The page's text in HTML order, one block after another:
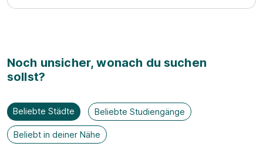
Noch unsicher, wonach du suchen
sollst?
Beliebte Städte Beliebte Studiengänge
Beliebt in deiner Nähe